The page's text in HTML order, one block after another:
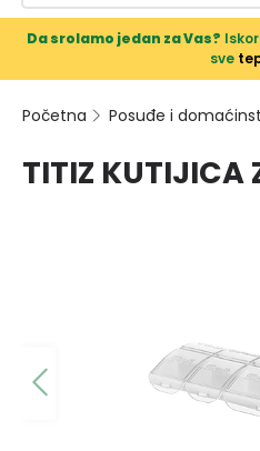
Da srolamo jedan za Vas?
sve
Početna Posuđe i
TITIZ KUTIJICA